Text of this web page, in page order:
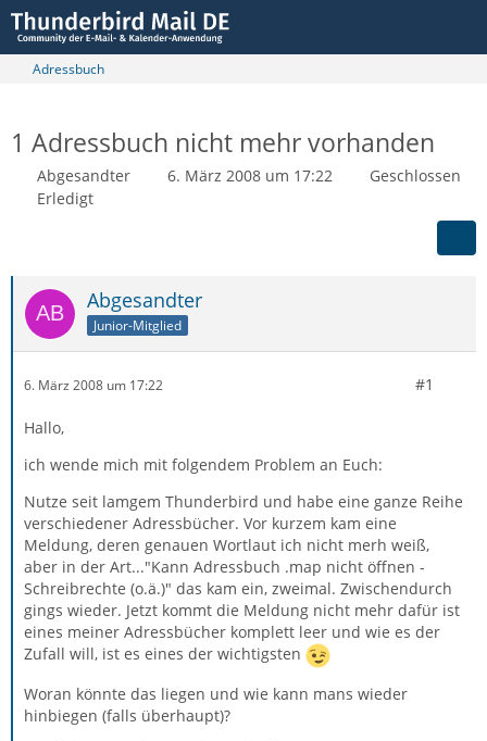
Adressbuch
1 Adressbuch nicht mehr vorhanden
Abgesandter 6. März 2008 um 17:22
Geschlossen
Erledigt
Abgesandter
Junior-Mitglied
6. März 2008 um 17:22 #1
Hallo,
ich wende mich mit folgendem Problem an Euch:
Nutze seit lamgem Thunderbird und habe eine ganze Reihe
verschiedener Adressbücher. Vor kurzem kam eine
Meldung, deren genauen Wortlaut ich nicht merh weiß,
aber in der Art..."Kann Adressbuch .map nicht öffnen -
Schreibrechte (o.ä.)" das kam ein, zweimal. Zwischendurch
gings wieder. Jetzt kommt die Meldung nicht mehr dafür ist
eines meiner Adressbücher komplett leer und wie es der
Zufall will, ist es eines der wichtigsten
Woran könnte das liegen und wie kann mans wieder
hinbiegen (falls überhaupt)?